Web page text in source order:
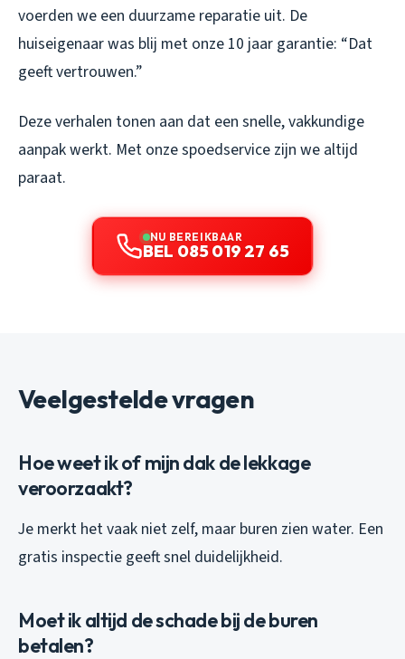
voerden we een duurzame reparatie uit. De
huiseigenaar was blij met onze 10 jaar garantie: “Dat
geeft vertrouwen.”
Deze verhalen tonen aan dat een snelle, vakkundige
aanpak werkt. Met onze spoedservice zijn we altijd
paraat.
NU BEREIKBAAR
BEL 085 019 27 65
Veelgestelde vragen
Hoe weet ik of mijn dak de lekkage
veroorzaakt?
Je merkt het vaak niet zelf, maar buren zien water. Een
gratis inspectie geeft snel duidelijkheid.
Moet ik altijd de schade bij de buren
betalen?